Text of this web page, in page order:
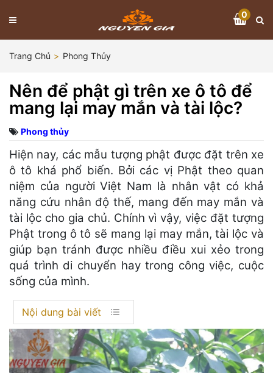
0
Trang Chủ Phong Thủy
Nên để phật gì trên xe ô tô để
mang lại may mắn và tài lộc?
Phong thủy
Hiện nay, các mẫu tượng phật được đặt trên xe
ô tô khá phổ biến. Bởi các vị Phật theo quan
niệm của người Việt Nam là nhân vật có khả
năng cứu nhân độ thế, mang đến may mắn và
tài lộc cho gia chủ. Chính vì vậy, việc đặt tượng
Phật trong ô tô sẽ mang lại may mắn, tài lộc và
giúp bạn tránh được nhiều điều xui xẻo trong
quá trình di chuyển hay trong công việc, cuộc
sống của mình.
Nội dung bài viết